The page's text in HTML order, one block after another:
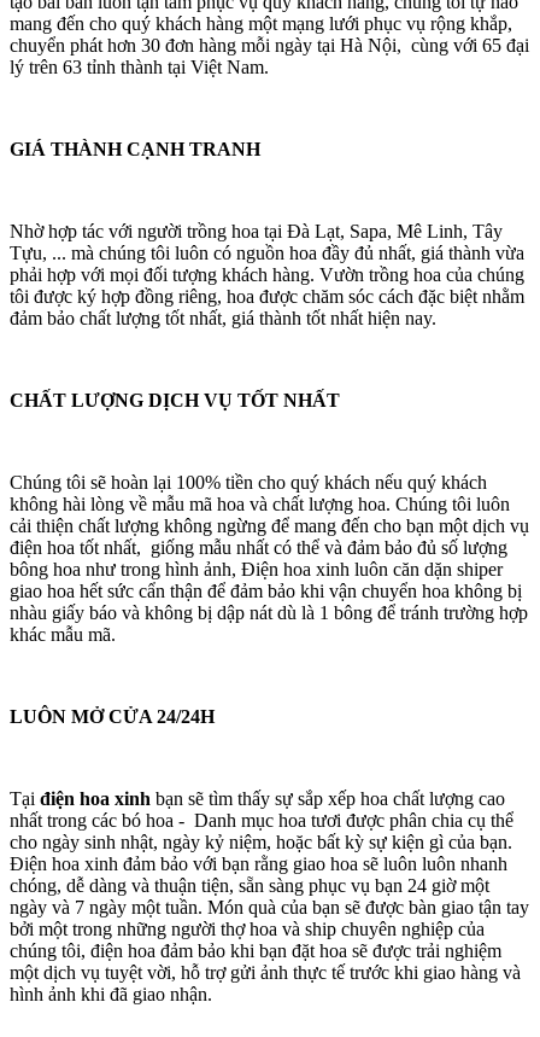
mang đến cho quý khách hàng một mạng lưới phục vụ rộng khắp,
chuyển phát hơn 30 đơn hàng mỗi ngày tại Hà Nội, cùng với 65 đại
lý trên 63 tỉnh thành tại Việt Nam.
GIÁ THÀNH CẠNH TRANH
Nhờ hợp tác với người trồng hoa tại Đà Lạt, Sapa, Mê Linh, Tây
Tựu, ... mà chúng tôi luôn có nguồn hoa đầy đủ nhất, giá thành vừa
phải hợp với mọi đối tượng khách hàng. Vườn trồng hoa của chúng
tôi được ký hợp đồng riêng, hoa được chăm sóc cách đặc biệt nhằm
đảm bảo chất lượng tốt nhất, giá thành tốt nhất hiện nay.
CHẤT LƯỢNG DỊCH VỤ TỐT NHẤT
Chúng tôi sẽ hoàn lại 100% tiền cho quý khách nếu quý khách
không hài lòng về mẫu mã hoa và chất lượng hoa. Chúng tôi luôn
cải thiện chất lượng không ngừng để mang đến cho bạn một dịch vụ
điện hoa tốt nhất, giống mẫu nhất có thể và đảm bảo đủ số lượng
bông hoa như trong hình ảnh, Điện hoa xinh luôn căn dặn shiper
giao hoa hết sức cẩn thận để đảm bảo khi vận chuyển hoa không bị
nhàu giấy báo và không bị dập nát dù là 1 bông để tránh trường hợp
khác mẫu mã.
LUÔN MỞ CỬA 24/24H
Tại điện hoa xinh bạn sẽ tìm thấy sự sắp xếp hoa chất lượng cao
nhất trong các bó hoa - Danh mục hoa tươi được phân chia cụ thể
cho ngày sinh nhật, ngày kỷ niệm, hoặc bất kỳ sự kiện gì của bạn.
Điện hoa xinh đảm bảo với bạn rằng giao hoa sẽ luôn luôn nhanh
chóng, dễ dàng và thuận tiện, sẵn sàng phục vụ bạn 24 giờ một
ngày và 7 ngày một tuần. Món quà của bạn sẽ được bàn giao tận tay
bởi một trong những người thợ hoa và ship chuyên nghiệp của
chúng tôi, điện hoa đảm bảo khi bạn đặt hoa sẽ được trải nghiệm
một dịch vụ tuyệt vời, hỗ trợ gửi ảnh thực tế trước khi giao hàng và
hình ảnh khi đã giao nhận.